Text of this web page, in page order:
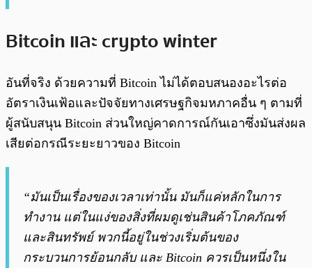
Bitcoin และ crypto winter
อันที่จริง ด้วยความที่ Bitcoin ไม่ได้ตอบสนองอะไรต่อ
อัตราเงินเฟ้อและปัจจัยทางเศรษฐกิจมหภาคอื่น ๆ ตามที่
ผู้สนับสนุน Bitcoin ส่วนใหญ่คาดการณ์กันเอาซึ่งมันส่งผล
เสียต่อกรณีระยะยาวของ Bitcoin
“มันเป็นเรื่องของเวลาเท่านั้น มันก็แค่หลักในการ
ทำงาน แต่ในแง่ของสิ่งที่ผมดูเช่นสินค้าโภคภัณฑ์
และสินทรัพย์ พวกนี้อยู่ในช่วงเริ่มต้นของ
กระบวนการย้อนกลับ และ Bitcoin ควรเป็นหนึ่งใน